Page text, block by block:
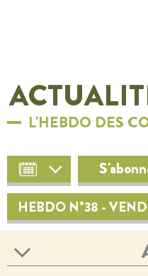
L'HEBDO DES
HEBDO N°38 -